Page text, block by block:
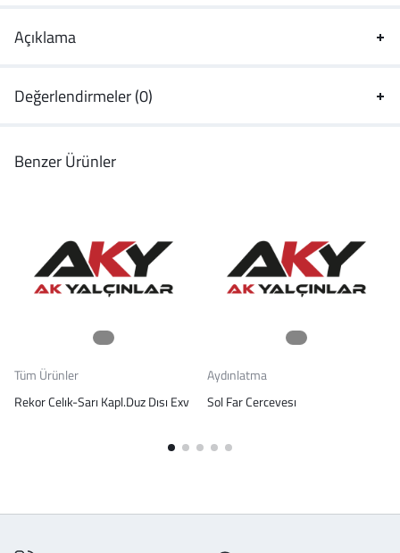
Açıklama
Değerlendirmeler (0)
Benzer Ürünler
Tüm Ürünler
Rekor Celık-Sarı Kapl.Duz Dısı Exv
Aydınlatma
Sol Far Cercevesı